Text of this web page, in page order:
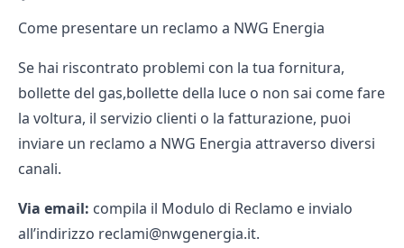
Come presentare un reclamo a NWG Energia
Se hai riscontrato problemi con la tua fornitura,
bollette del gas,bollette della luce o non sai come fare
la voltura, il servizio clienti o la fatturazione, puoi
inviare un reclamo a NWG Energia attraverso diversi
canali.
Via email: compila il Modulo di Reclamo e invialo
all’indirizzo reclami@nwgenergia.it.